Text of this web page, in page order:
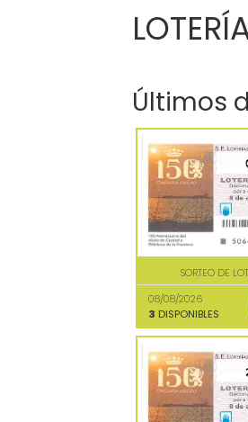
Últimos
SORTEO DE
08/08/2026
3 DISPONIBLES